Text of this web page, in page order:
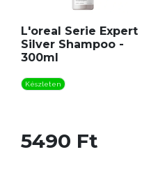
L'oreal Serie Expert
Silver Shampoo -
300ml
Készleten
5490 Ft